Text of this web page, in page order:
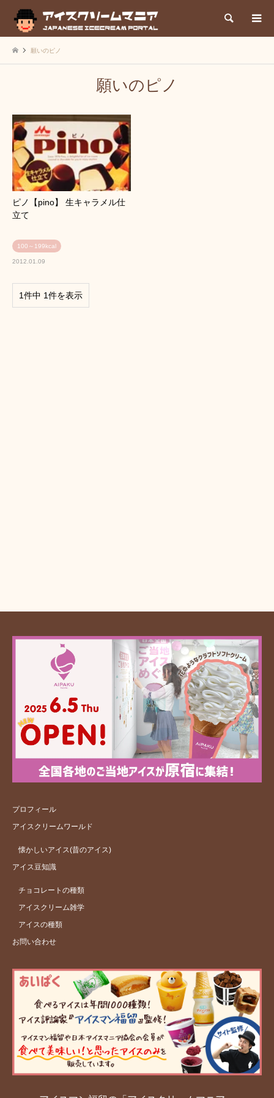
検索
願いのピノ
願いのピノ
ピノ【pino】 生キャラメル仕
立て
100～199kcal
2012.01.09
1件中 1件を表示
プロフィール
アイスクリームワールド
懐かしいアイス(昔のアイス)
アイス豆知識
チョコレートの種類
アイスクリーム雑学
アイスの種類
お問い合わせ